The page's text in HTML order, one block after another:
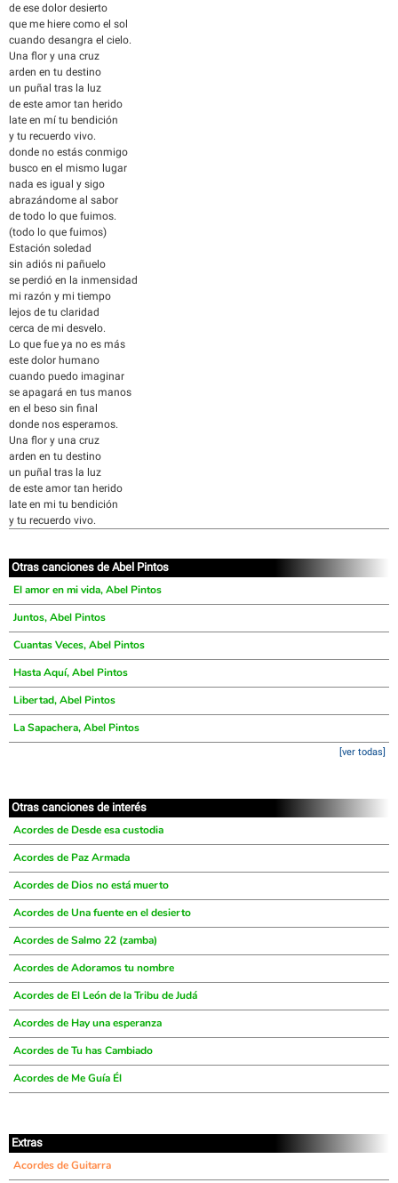
de ese dolor desierto
que me hiere como el sol
cuando desangra el cielo.
Una flor y una cruz
arden en tu destino
un puñal tras la luz
de este amor tan herido
late en mí tu bendición
y tu recuerdo vivo.
donde no estás conmigo
busco en el mismo lugar
nada es igual y sigo
abrazándome al sabor
de todo lo que fuimos.
(todo lo que fuimos)
Estación soledad
sin adiós ni pañuelo
se perdió en la inmensidad
mi razón y mi tiempo
lejos de tu claridad
cerca de mi desvelo.
Lo que fue ya no es más
este dolor humano
cuando puedo imaginar
se apagará en tus manos
en el beso sin final
donde nos esperamos.
Una flor y una cruz
arden en tu destino
un puñal tras la luz
de este amor tan herido
late en mi tu bendición
y tu recuerdo vivo.
Otras canciones de Abel Pintos
El amor en mi vida, Abel Pintos
Juntos, Abel Pintos
Cuantas Veces, Abel Pintos
Hasta Aquí, Abel Pintos
Libertad, Abel Pintos
La Sapachera, Abel Pintos
[ver todas]
Otras canciones de interés
Acordes de Desde esa custodia
Acordes de Paz Armada
Acordes de Dios no está muerto
Acordes de Una fuente en el desierto
Acordes de Salmo 22 (zamba)
Acordes de Adoramos tu nombre
Acordes de El León de la Tribu de Judá
Acordes de Hay una esperanza
Acordes de Tu has Cambiado
Acordes de Me Guía Él
Extras
Acordes de Guitarra